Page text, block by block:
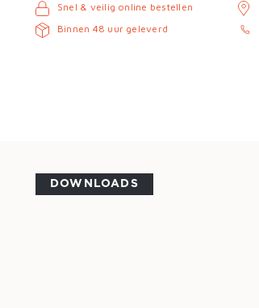
Snel & veilig online bestellen
Binnen 48 uur geleverd
DOWNLOADS